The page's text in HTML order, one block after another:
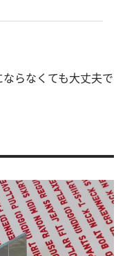
らなくても大丈夫で